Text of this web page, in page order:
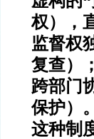
权）
，
监督权
复查）；
跨部门
保护）。
这种制